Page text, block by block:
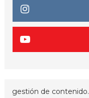
gestión de contenido.